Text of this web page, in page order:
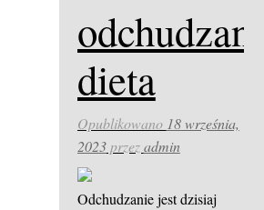
odchudzanie,
dieta
Opublikowano 18 września,
2023przezadmin
Odchudzanie jest dzisiaj